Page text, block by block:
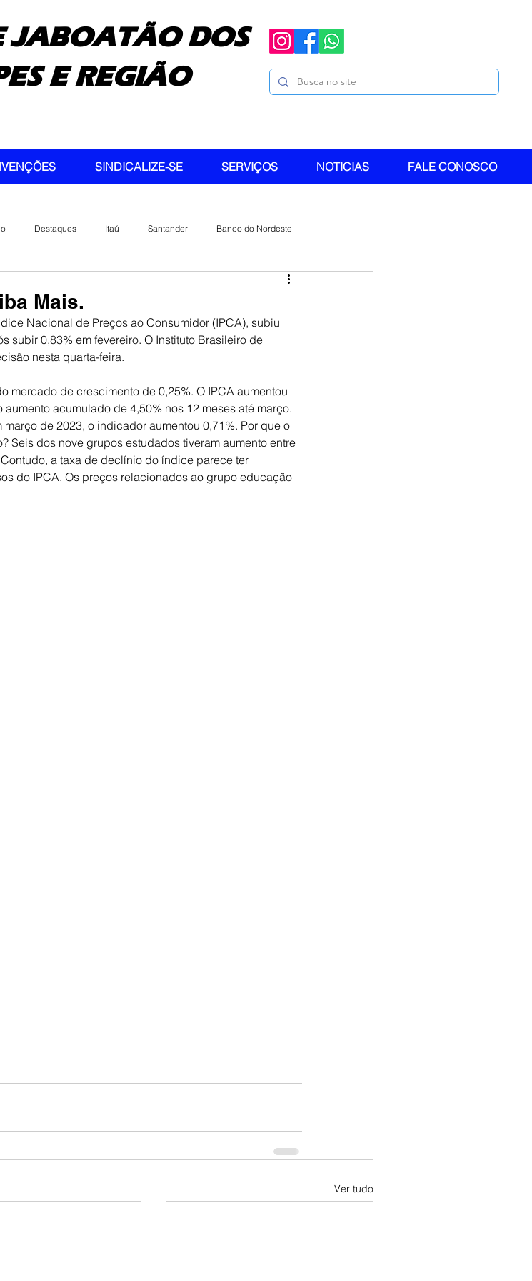
JABOATÃO DOS
E REGIÃO
SINDICALIZE-SE SERVIÇOS NOTICIAS FALE CONOSCO
Destaques Itaú Santander Banco do Nordeste
Mais.
Nacional de Preços ao Consumidor (IPCA), subiu
subir 0,83% em fevereiro. O Instituto Brasileiro de
nesta quarta-feira.
mercado de crescimento de 0,25%. O IPCA aumentou
acumulado de 4,50% nos 12 meses até março.
de 2023, o indicador aumentou 0,71%. Por que o
Seis dos nove grupos estudados tiveram aumento entre
a taxa de declínio do índice parece ter
do IPCA. Os preços relacionados ao grupo educação
Ver tudo